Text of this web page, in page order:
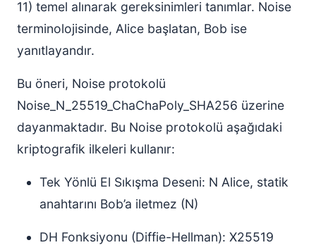
11) temel alınarak gereksinimleri tanımlar. Noise
terminolojisinde, Alice başlatan, Bob ise
yanıtlayandır.
Bu öneri, Noise protokolü
Noise_N_25519_ChaChaPoly_SHA256 üzerine
dayanmaktadır. Bu Noise protokolü aşağıdaki
kriptografik ilkeleri kullanır:
Tek Yönlü El Sıkışma Deseni: N Alice, statik
anahtarını Bob’a iletmez (N)
DH Fonksiyonu (Diffie-Hellman): X25519